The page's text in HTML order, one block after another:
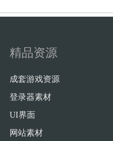
精品资源
成套游戏资源
登录器素材
UI界面
网站素材